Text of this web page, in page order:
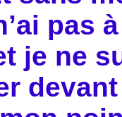
pas
je ne